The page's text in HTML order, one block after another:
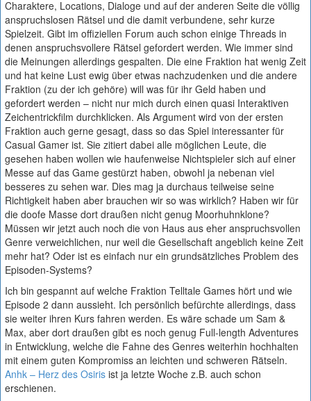
Charaktere, Locations, Dialoge und auf der anderen Seite die völlig
anspruchslosen Rätsel und die damit verbundene, sehr kurze
Spielzeit. Gibt im offiziellen Forum auch schon einige Threads in
denen anspruchsvollere Rätsel gefordert werden. Wie immer sind
die Meinungen allerdings gespalten. Die eine Fraktion hat wenig Zeit
und hat keine Lust ewig über etwas nachzudenken und die andere
Fraktion (zu der ich gehöre) will was für ihr Geld haben und
gefordert werden – nicht nur mich durch einen quasi Interaktiven
Zeichentrickfilm durchklicken. Als Argument wird von der ersten
Fraktion auch gerne gesagt, dass so das Spiel interessanter für
Casual Gamer ist. Sie zitiert dabei alle möglichen Leute, die
gesehen haben wollen wie haufenweise Nichtspieler sich auf einer
Messe auf das Game gestürzt haben, obwohl ja nebenan viel
besseres zu sehen war. Dies mag ja durchaus teilweise seine
Richtigkeit haben aber brauchen wir so was wirklich? Haben wir für
die doofe Masse dort draußen nicht genug Moorhuhnklone?
Müssen wir jetzt auch noch die von Haus aus eher anspruchsvollen
Genre verweichlichen, nur weil die Gesellschaft angeblich keine Zeit
mehr hat? Oder ist es einfach nur ein grundsätzliches Problem des
Episoden-Systems?
Ich bin gespannt auf welche Fraktion Telltale Games hört und wie
Episode 2 dann aussieht. Ich persönlich befürchte allerdings, dass
sie weiter ihren Kurs fahren werden. Es wäre schade um Sam &
Max, aber dort draußen gibt es noch genug Full-length Adventures
in Entwicklung, welche die Fahne des Genres weiterhin hochhalten
mit einem guten Kompromiss an leichten und schweren Rätseln.
Anhk – Herz des Osiris ist ja letzte Woche z.B. auch schon
erschienen.